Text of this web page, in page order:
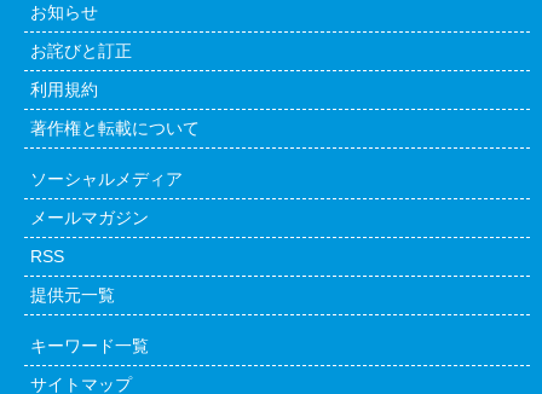
お知らせ
お詫びと訂正
利用規約
著作権と転載について
ソーシャルメディア
メールマガジン
RSS
提供元一覧
キーワード一覧
サイトマップ